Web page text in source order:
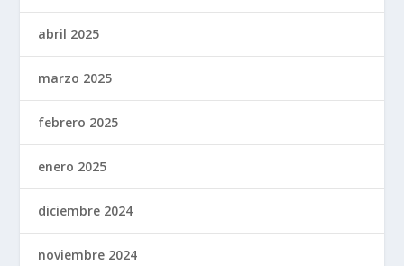
abril 2025
marzo 2025
febrero 2025
enero 2025
diciembre 2024
noviembre 2024